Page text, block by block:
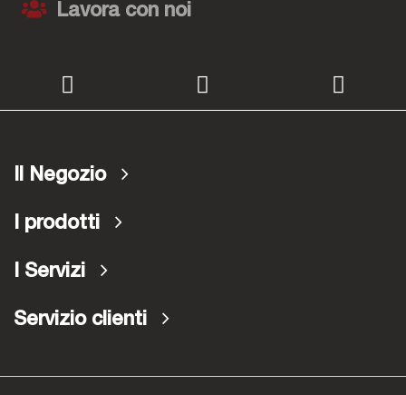
Lavora con noi
Il Negozio
I prodotti
I Servizi
Servizio clienti